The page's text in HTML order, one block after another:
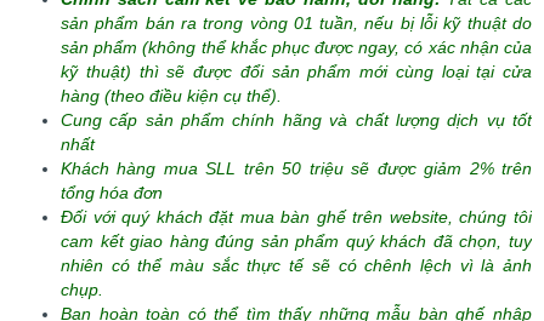
sản phẩm bán ra trong vòng 01 tuần, nếu bị lỗi kỹ thuật do
sản phẩm (không thể khắc phục được ngay, có xác nhận của
kỹ thuật) thì sẽ được đổi sản phẩm mới cùng loại tại cửa
hàng (theo điều kiện cụ thể).
Cung cấp sản phẩm chính hãng và chất lượng dịch vụ tốt
nhất
Khách hàng mua SLL trên 50 triệu sẽ được giảm 2% trên
tổng hóa đơn
Đối với quý khách đặt mua bàn ghế trên website, chúng tôi
cam kết giao hàng đúng sản phẩm quý khách đã chọn, tuy
nhiên có thể màu sắc thực tế sẽ có chênh lệch vì là ảnh
chụp.
Bạn hoàn toàn có thể tìm thấy những mẫu bàn ghế nhập